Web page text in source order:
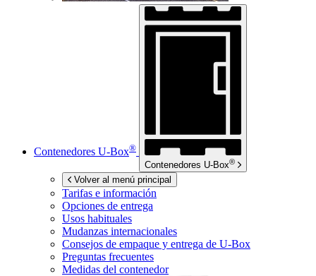
Contenedores U-Box®
Contenedores U-Box®
Volver al menú principal
Tarifas e información
Opciones de entrega
Usos habituales
Mudanzas internacionales
Consejos de empaque y entrega de U-Box
Preguntas frecuentes
Medidas del contenedor